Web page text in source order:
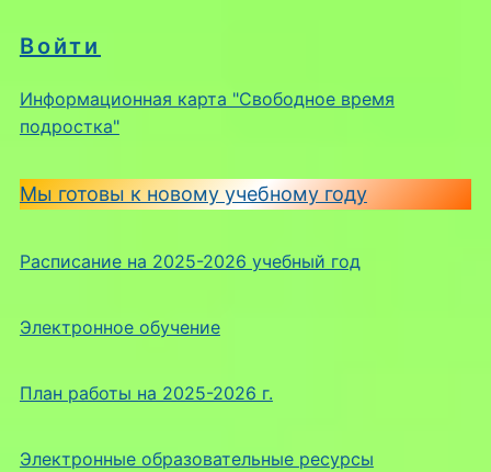
Войти
Информационная карта "Свободное время
подростка"
Мы готовы к новому учебному году
Расписание на 2025-2026 учебный год
Электронное обучение
План работы на 2025-2026 г.
Электронные образовательные ресурсы